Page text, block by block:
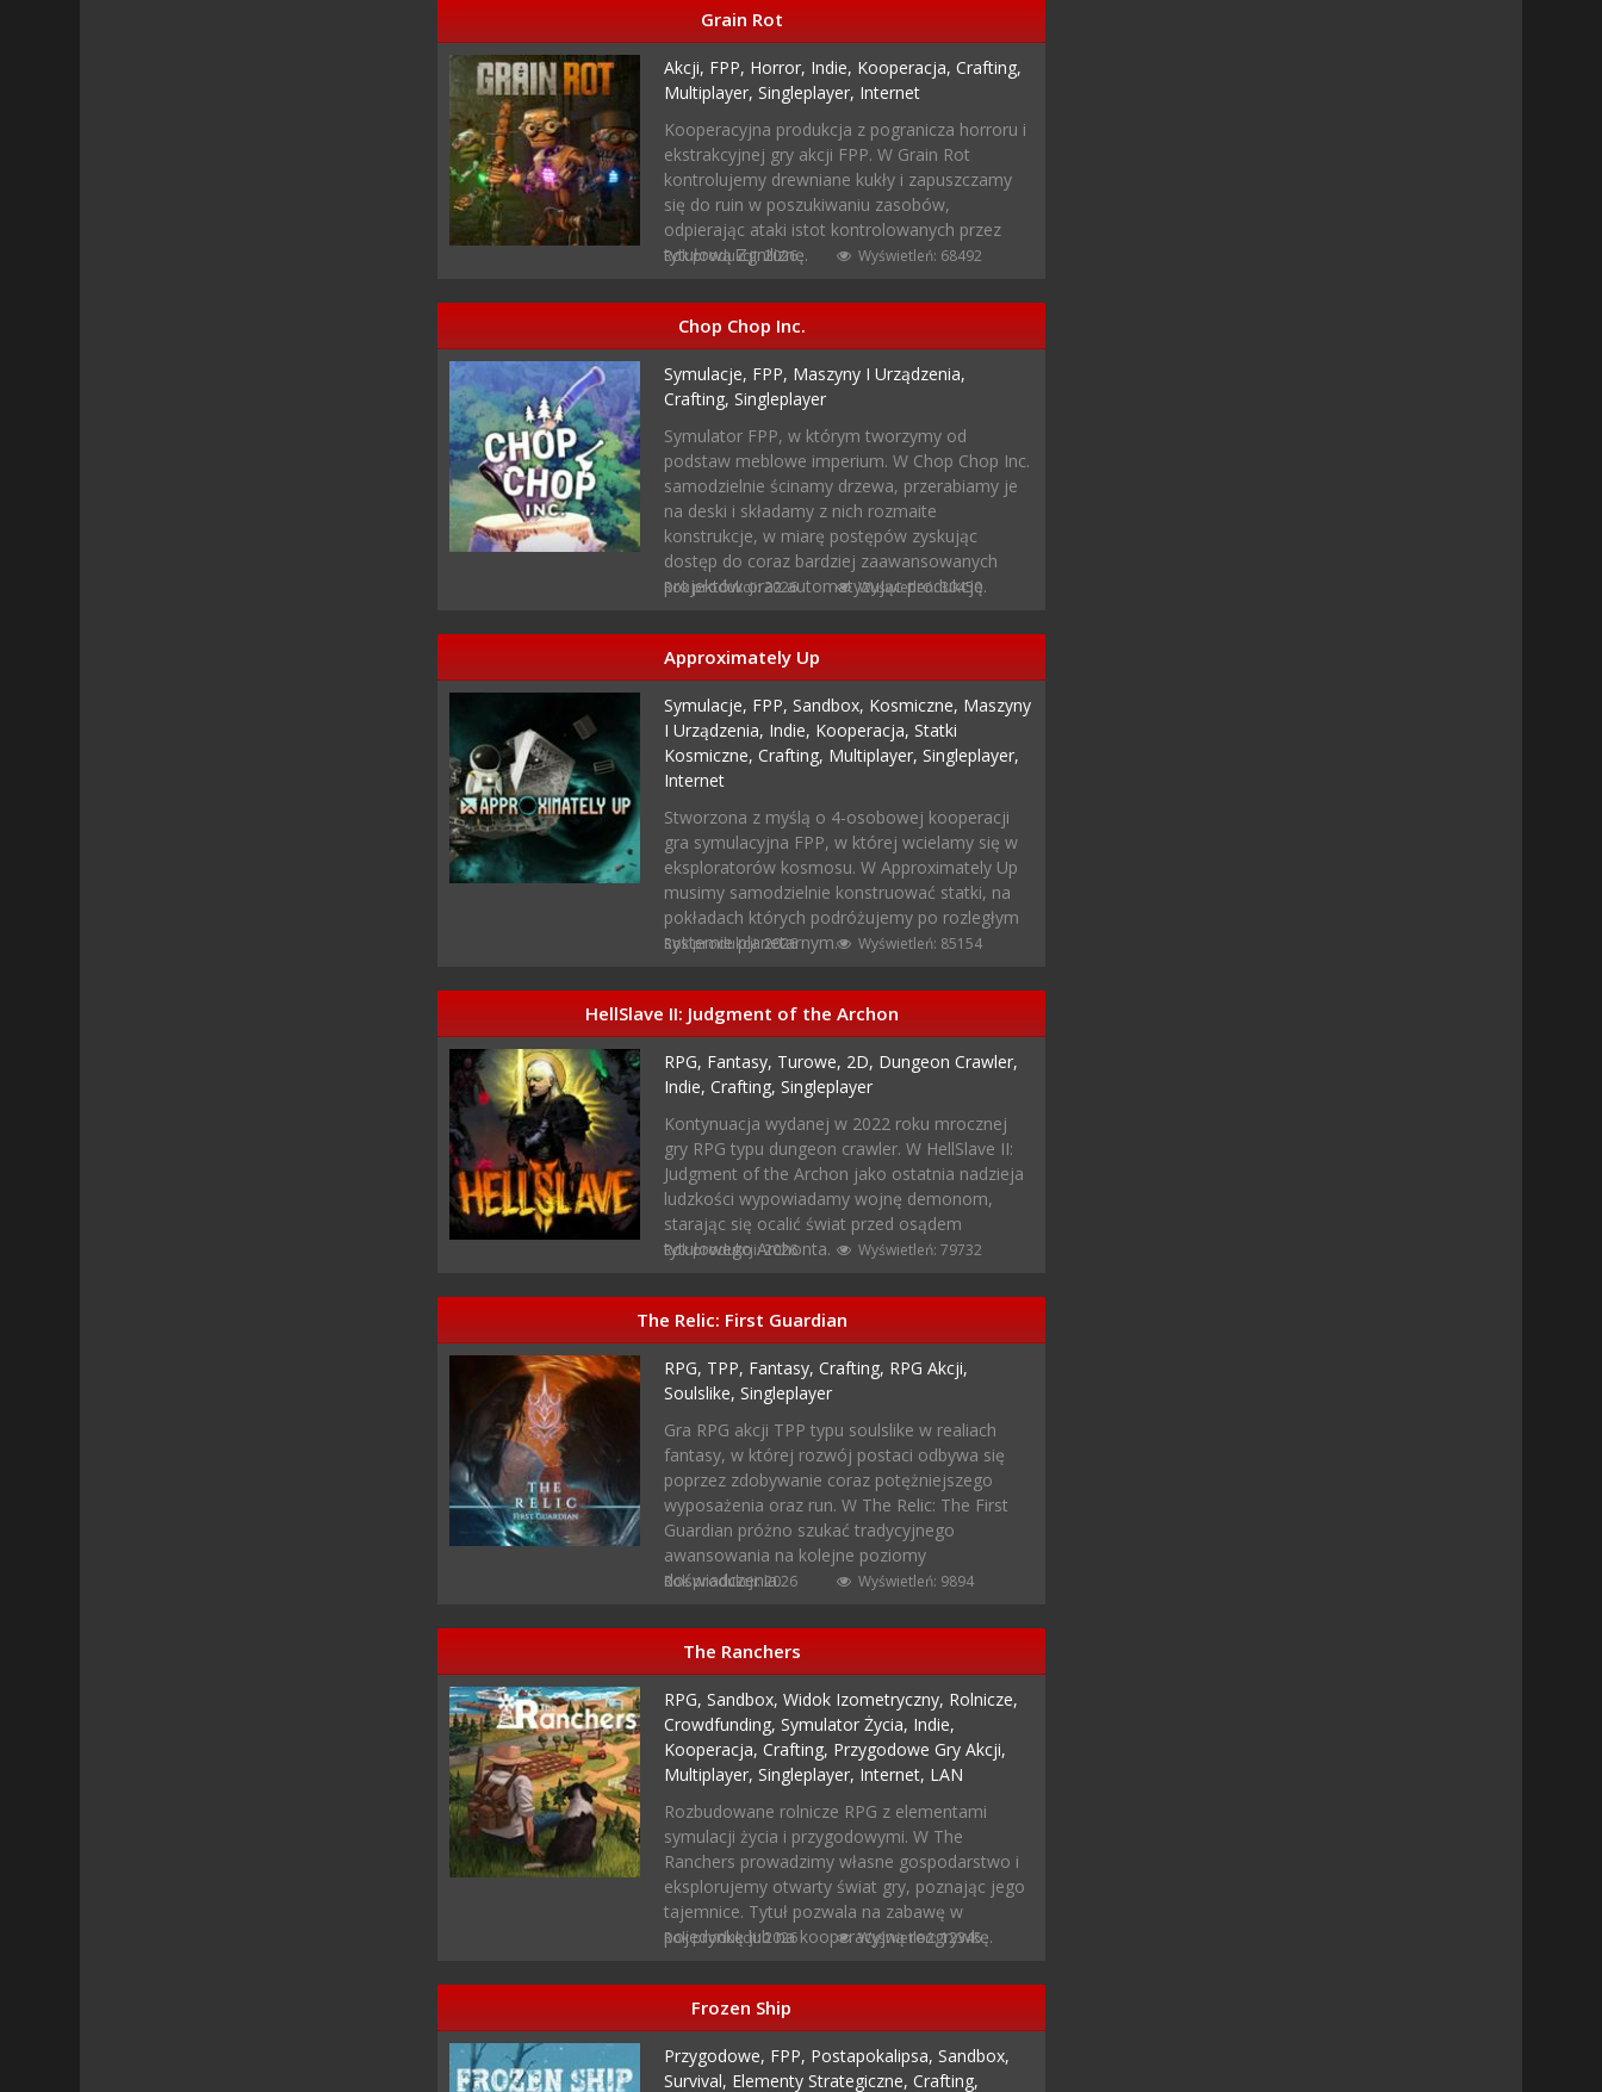
Grain Rot
Akcji, FPP, Horror, Indie, Kooperacja,Crafting,
Multiplayer,Singleplayer, Internet
Kooperacyjna produkcja z pogranicza horroru i
ekstrakcyjnej gry akcji FPP. W Grain Rot
kontrolujemy drewniane kukły i zapuszczamy
się do ruin w poszukiwaniu zasobów,
odpierając ataki istot kontrolowanych przez
tytułową Zgniliznę.
Rok produkcji: 2026 Wyświetleń: 68492
Chop Chop Inc.
Symulacje, FPP, Maszyny I Urządzenia,
Crafting,Singleplayer
Symulator FPP, w którym tworzymy od
podstaw meblowe imperium. W Chop Chop Inc.
samodzielnie ścinamy drzewa, przerabiamy je
na deski i składamy z nich rozmaite
konstrukcje, w miarę postępów zyskując
dostęp do coraz bardziej zaawansowanych
projektów oraz automatyzując produkcję.
Rok produkcji: 2026 Wyświetleń: 30450
Approximately Up
Symulacje, FPP,Sandbox, Kosmiczne, Maszyny
I Urządzenia, Indie, Kooperacja,Statki
Kosmiczne,Crafting, Multiplayer,Singleplayer,
Internet
Stworzona z myślą o 4-osobowej kooperacji
gra symulacyjna FPP, w której wcielamy się w
eksploratorów kosmosu. W Approximately Up
musimy samodzielnie konstruować statki, na
pokładach których podróżujemy po rozległym
systemie planetarnym.
Rok produkcji: 2026 Wyświetleń: 85154
HellSlave II: Judgment of the Archon
RPG, Fantasy, Turowe, 2D, Dungeon Crawler,
Indie,Crafting,Singleplayer
Kontynuacja wydanej w 2022 roku mrocznej
gry RPG typu dungeon crawler. W HellSlave II:
Judgment of the Archon jako ostatnia nadzieja
ludzkości wypowiadamy wojnę demonom,
starając się ocalić świat przed osądem
tytułowego Archonta.
Rok produkcji: 2026 Wyświetleń: 79732
The Relic: First Guardian
RPG, TPP, Fantasy,Crafting, RPG Akcji,
Soulslike,Singleplayer
Gra RPG akcji TPP typu soulslike w realiach
fantasy, w której rozwój postaci odbywa się
poprzez zdobywanie coraz potężniejszego
wyposażenia oraz run. W The Relic: The First
Guardian próżno szukać tradycyjnego
awansowania na kolejne poziomy
doświadczenia.
Rok produkcji: 2026 Wyświetleń: 9894
The Ranchers
RPG,Sandbox,Widok Izometryczny, Rolnicze,
Crowdfunding,Symulator Życia, Indie,
Kooperacja,Crafting, Przygodowe Gry Akcji,
Multiplayer,Singleplayer, Internet, LAN
Rozbudowane rolnicze RPG z elementami
symulacji życia i przygodowymi. W The
Ranchers prowadzimy własne gospodarstwo i
eksplorujemy otwarty świat gry, poznając jego
tajemnice. Tytuł pozwala na zabawę w
pojedynkę lub na kooperacyjną rozgrywkę.
Rok produkcji: 2026 Wyświetleń: 12345
Frozen Ship
Przygodowe, FPP, Postapokalipsa,Sandbox,
Survival, Elementy Strategiczne,Crafting,